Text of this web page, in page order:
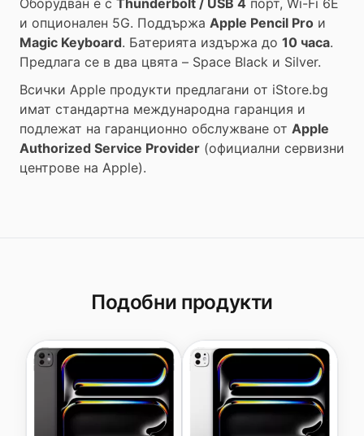
Оборудван е с Thunderbolt / USB 4 порт, Wi-Fi 6E
и опционален 5G. Поддържа Apple Pencil Pro и
Magic Keyboard. Батерията издържа до 10 часа.
Предлага се в два цвята – Space Black и Silver.
Всички Apple продукти предлагани от iStore.bg
имат стандартна международна гаранция и
подлежат на гаранционно обслужване от Apple
Authorized Service Provider (официални сервизни
центрове на Apple).
Подобни продукти